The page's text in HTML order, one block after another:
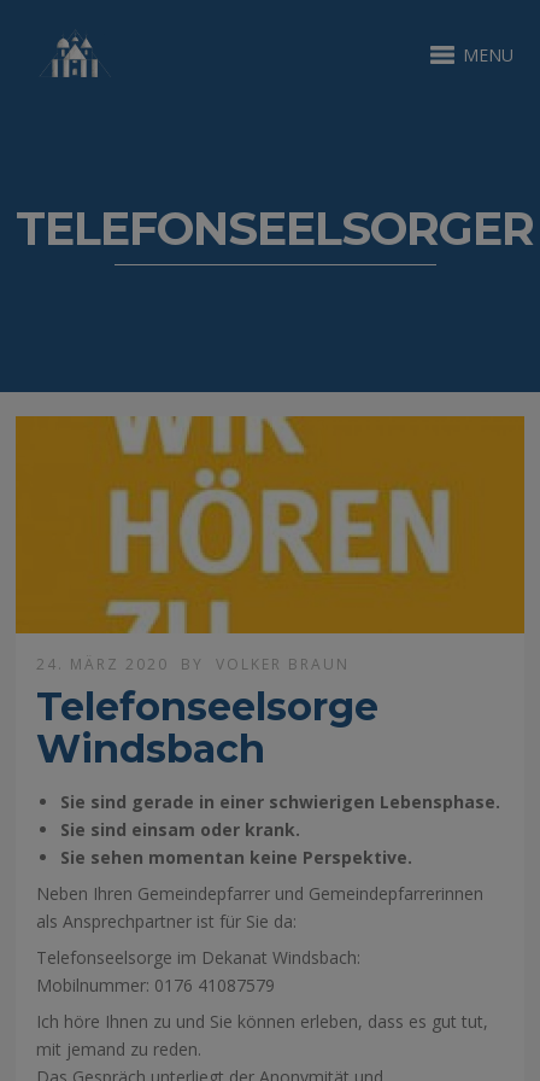
MENU
TELEFONSEELSORGER
24. MÄRZ 2020 BY VOLKER BRAUN
Telefonseelsorge
Windsbach
Sie sind gerade in einer schwierigen Lebensphase.
Sie sind einsam oder krank.
Sie sehen momentan keine Perspektive.
Neben Ihren Gemeindepfarrer und Gemeindepfarrerinnen
als Ansprechpartner ist für Sie da:
Telefonseelsorge im Dekanat Windsbach:
Mobilnummer: 0176 41087579
Ich höre Ihnen zu und Sie können erleben, dass es gut tut,
mit jemand zu reden.